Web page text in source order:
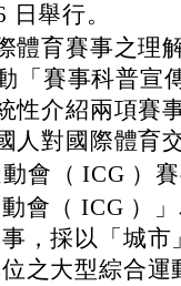
日舉行。
體育賽事之理
「賽事科普宣
性介紹兩項賽
人對國際體育
會（ ICG ）
動會（ ICG ）
，採以「城
之大型綜合